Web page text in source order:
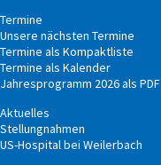
Termine
Unsere nächsten Termine
Termine als Kompakt­liste
Termine als Kalender
Jahresprogramm 2026 als PDF­
Aktuelles
Stellungnahmen
US-Hospital bei Weilerbach